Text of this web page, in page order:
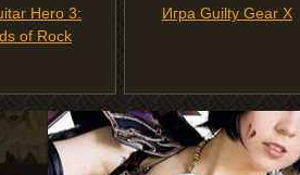
Hero 3:
of Rock
Игра Guilty Gear X